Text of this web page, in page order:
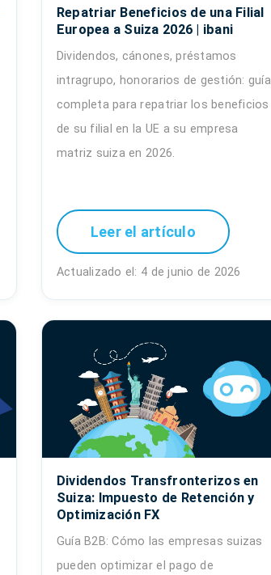
Repatriar Beneficios de una Filial
Europea a Suiza 2026 | ibani
Dividendos, cánones, préstamos
intragrupo, honorarios de gestión: guía
completa para repatriar los beneficios
de su filial en la UE a su empresa
matriz suiza en 2026.
Leer el artículo
Actualizado el: 4 de junio de 2026
Dividendos Transfronterizos en
Suiza: Impuesto de Retención y
Optimización FX
Guía B2B: Cómo las empresas suizas
pueden optimizar el pago de